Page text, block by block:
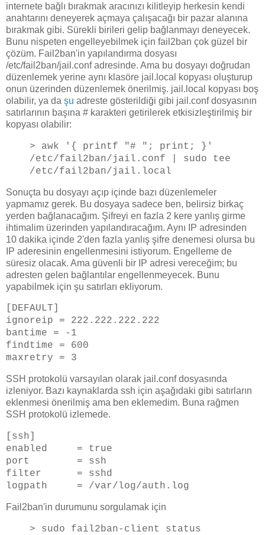
internete bağlı bırakmak aracınızı kilitleyip herkesin kendi
anahtarını deneyerek açmaya çalışacağı bir pazar alanına
bırakmak gibi. Sürekli birileri gelip bağlanmayı deneyecek.
Bunu nispeten engelleyebilmek için fail2ban çok güzel bir
çözüm. Fail2ban'in yapılandırma dosyası
/etc/fail2ban/jail.conf adresinde. Ama bu dosyayı doğrudan
düzenlemek yerine aynı klasöre jail.local kopyası oluşturup
onun üzerinden düzenlemek önerilmiş. jail.local kopyası boş
olabilir, ya da şu adreste gösterildiği gibi jail.conf dosyasının
satırlarının başına # karakteri getirilerek etkisizleştirilmiş bir
kopyası olabilir:
> awk '{ printf "# "; print; }'
/etc/fail2ban/jail.conf | sudo tee
/etc/fail2ban/jail.local
Sonuçta bu dosyayı açıp içinde bazı düzenlemeler
yapmamız gerek. Bu dosyaya sadece ben, belirsiz birkaç
yerden bağlanacağım. Şifreyi en fazla 2 kere yanlış girme
ihtimalim üzerinden yapılandıracağım. Aynı IP adresinden
10 dakika içinde 2'den fazla yanlış şifre denemesi olursa bu
IP aderesinin engellenmesini istiyorum. Engelleme de
süresiz olacak. Ama güvenli bir IP adresi vereceğim; bu
adresten gelen bağlantılar engellenmeyecek. Bunu
yapabilmek için şu satırları ekliyorum.
[DEFAULT]
ignoreip = 222.222.222.222
bantime = -1
findtime = 600
maxretry = 3
SSH protokolü varsayılan olarak jail.conf dosyasında
izleniyor. Bazı kaynaklarda ssh için aşağıdaki gibi satırların
eklenmesi önerilmiş ama ben eklemedim. Buna rağmen
SSH protokolü izlemede.
[ssh]
enabled
= true
port = ssh
filter = sshd
logpath = /var/log/auth.log
Fail2ban'in durumunu sorgulamak için
> sudo fail2ban-client status